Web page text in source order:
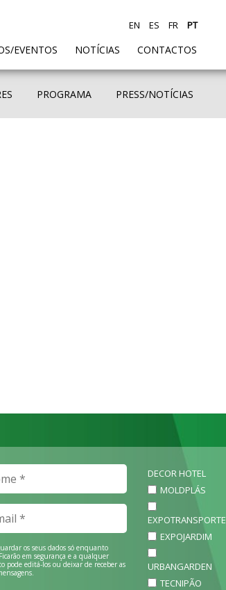
EVENTOS NOTÍCIAS CONTACTOS
EN ES FR PT
PROGRAMA PRESS/NOTÍCIAS
os seus dados só enquanto
em segurança e a qualquer
pode editá-los ou deixar de receber as
DECOR HOTEL
MOLDPLÁS
EXPOTRANSPORTE
EXPOJARDIM
URBANGARDEN
TECNIPÃO